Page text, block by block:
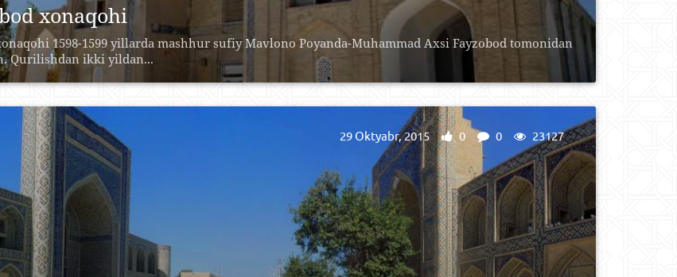
xonaqohi
1598-1599 yillarda mashhur sufiy Mavlono Poyanda-Muhammad Axsi Fayzobod tomonidan
Qurilishdan ikki yildan...
29 Oktyabr, 2015 0 0 23127